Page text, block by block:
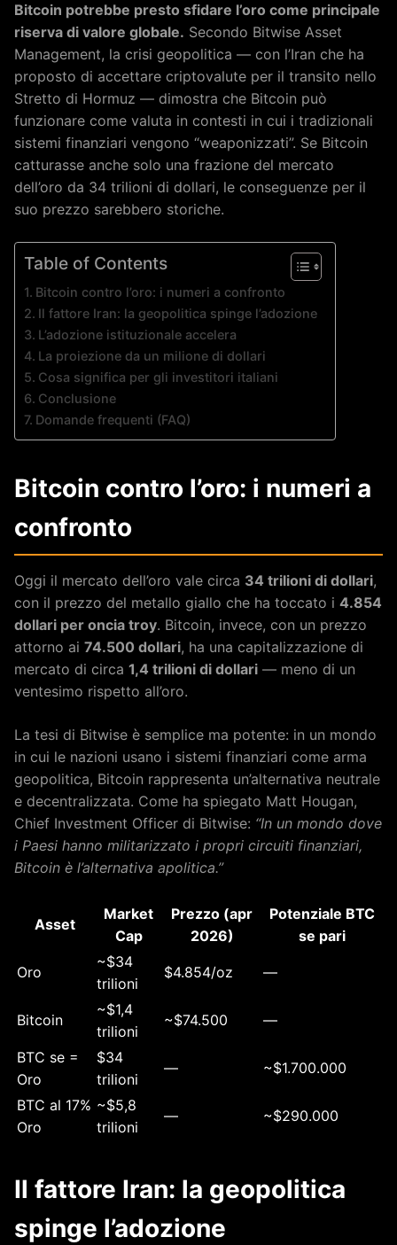
Bitcoin potrebbe presto sfidare l’oro come principale
riserva di valore globale. Secondo Bitwise Asset
Management, la crisi geopolitica — con l’Iran che ha
proposto di accettare criptovalute per il transito nello
Stretto di Hormuz — dimostra che Bitcoin può
funzionare come valuta in contesti in cui i tradizionali
sistemi finanziari vengono “weaponizzati”. Se Bitcoin
catturasse anche solo una frazione del mercato
dell’oro da 34 trilioni di dollari, le conseguenze per il
suo prezzo sarebbero storiche.
Table of Contents
Bitcoin contro l’oro: i numeri a confronto
Il fattore Iran: la geopolitica spinge l’adozione
L’adozione istituzionale accelera
La proiezione da un milione di dollari
Cosa significa per gli investitori italiani
Conclusione
Domande frequenti (FAQ)
Bitcoin contro l’oro: i numeri a
confronto
Oggi il mercato dell’oro vale circa 34 trilioni di dollari,
con il prezzo del metallo giallo che ha toccato i 4.854
dollari per oncia troy. Bitcoin, invece, con un prezzo
attorno ai 74.500 dollari, ha una capitalizzazione di
mercato di circa 1,4 trilioni di dollari — meno di un
ventesimo rispetto all’oro.
La tesi di Bitwise è semplice ma potente: in un mondo
in cui le nazioni usano i sistemi finanziari come arma
geopolitica, Bitcoin rappresenta un’alternativa neutrale
e decentralizzata. Come ha spiegato Matt Hougan,
Chief Investment Officer di Bitwise: “In un mondo dove
i Paesi hanno militarizzato i propri circuiti finanziari,
Bitcoin è l’alternativa apolitica.”
Asset
Market
Cap
Prezzo (apr
2026)
Potenziale BTC
se pari
Oro
~$34
trilioni
$4.854/oz —
Bitcoin
~$1,4
trilioni
~$74.500 —
BTC se =
Oro
$34
trilioni
— ~$1.700.000
BTC al 17%
Oro
~$5,8
trilioni
— ~$290.000
Il fattore Iran: la geopolitica
spinge l’adozione